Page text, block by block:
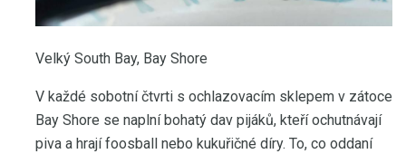
Velký South Bay, Bay Shore
V každé sobotní čtvrti s ochlazovacím sklepem v zátoce
Bay Shore se naplní bohatý dav pijáků, kteří ochutnávají
piva a hrají foosball nebo kukuřičné díry. To, co oddaní